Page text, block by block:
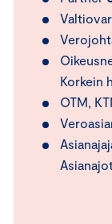
Korkein
OTM,